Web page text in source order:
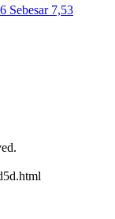
Sebesar 7,53